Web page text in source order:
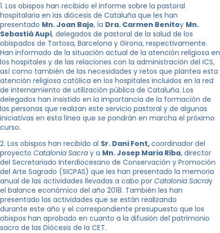
1. Los obispos han recibido el informe sobre la pastoral
hospitalaria en las diócesis de Cataluña que les han
presentado Mn. Joan Bajo, la Dra. Carmen Benitoy Mn.
Sebastià Aupí, delegados de pastoral de la salud de los
obispados de Tortosa, Barcelona y Girona, respectivamente.
Han informado de la situación actual de la atención religiosa en
los hospitales y de las relaciones con la administración del ICS,
así como también de las necesidades y retos que plantea esta
atención religiosa católica en los hospitales incluidos en la red
de internamiento de utilización pública de Cataluña. Los
delegados han insistido en la importancia de la formación de
las personas que realizan este servicio pastoral y de algunas
iniciativas en esta línea que se pondrán en marcha el próximo
curso.
2. Los obispos han recibido al Sr. Dani Font,coordinador del
proyecto Catalonia Sacra y a Mn. Josep Maria Riba, director
del Secretariado Interdiocesano de Conservación y Promoción
del Arte Sagrado (SICPAS) que les han presentado la memoria
anual de las actividades llevadas a cabo por Catalonia Sacray
el balance económico del año 2018. También les han
presentado las actividades que se están realizando
durante este año y el correspondiente presupuesto que los
obispos han aprobado en cuanto a la difusión del patrimonio
sacro de las Diócesis de la CET.